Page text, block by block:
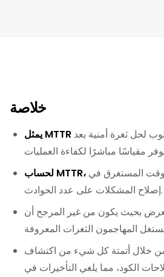
خلاصة
يمثل MTTR
لحساب MTTR،
إصلاح المشكلات على عدد الحوادث.
بحيث يكون من غير المرجح أن
خلال أتمتة كل شيء من اكتشاف
الكود، مما يلغي التأخيرات في